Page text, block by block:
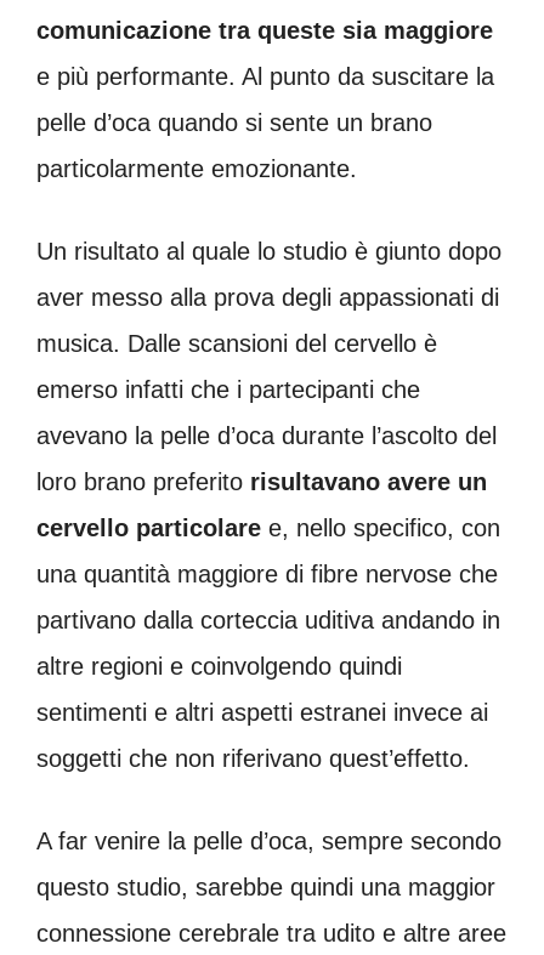
comunicazione tra queste sia maggiore
e più performante. Al punto da suscitare la
pelle d’oca quando si sente un brano
particolarmente emozionante.
Un risultato al quale lo studio è giunto dopo
aver messo alla prova degli appassionati di
musica. Dalle scansioni del cervello è
emerso infatti che i partecipanti che
avevano la pelle d’oca durante l’ascolto del
loro brano preferito risultavano avere un
cervello particolare e, nello specifico, con
una quantità maggiore di fibre nervose che
partivano dalla corteccia uditiva andando in
altre regioni e coinvolgendo quindi
sentimenti e altri aspetti estranei invece ai
soggetti che non riferivano quest’effetto.
A far venire la pelle d’oca, sempre secondo
questo studio, sarebbe quindi una maggior
connessione cerebrale tra udito e altre aree